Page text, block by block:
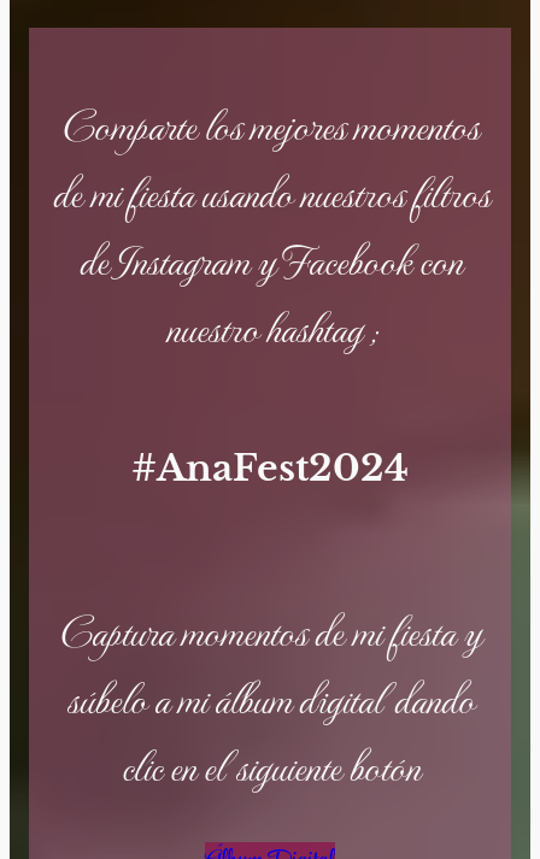
Comparte los mejores momentos
de mi fiesta usando nuestros filtros
de Instagram y Facebook con
nuestro hashtag ;
#AnaFest2024
Captura momentos de mi fiesta y
súbelo a mi álbum digital dando
clic en el siguiente botón